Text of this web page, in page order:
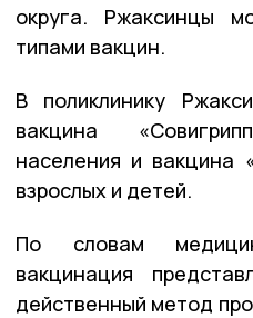
округа. Ржаксинцы
типами вакцин.
В поликлинику
вакцина
населения и вакцина
взрослых и детей.
По словам
вакцинация
действенный метод